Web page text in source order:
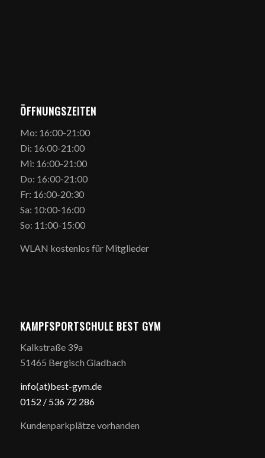
ÖFFNUNGSZEITEN
Mo: 16:00-21:00
Di: 16:00-21:00
Mi: 16:00-21:00
Do: 16:00-21:00
Fr: 16:00-20:30
Sa: 10:00-16:00
So: 11:00-15:00
WLAN kostenlos für Mitglieder
KAMPFSPORTSCHULE BEST GYM
Kalkstraße 39a
51465 Bergisch Gladbach
info(at)best-gym.de
0152 / 536 72 286
Kundenparkplätze vorhanden